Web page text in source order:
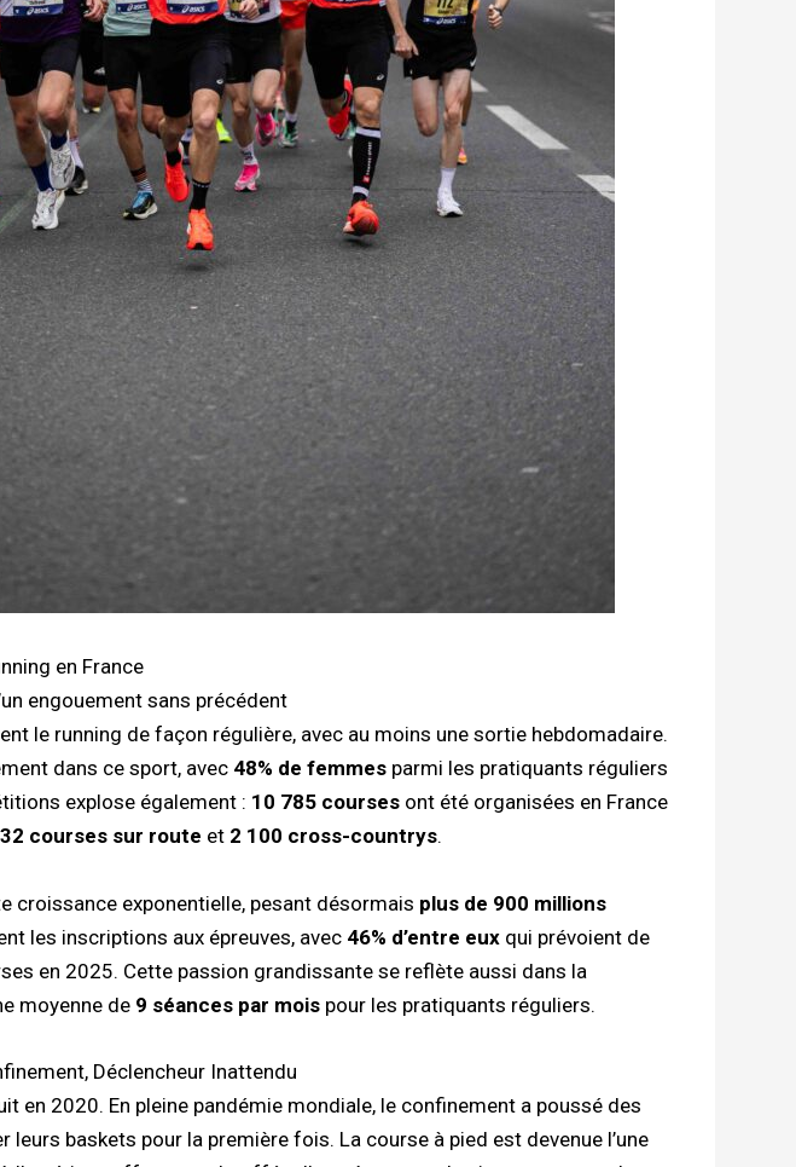
en France
engouement sans précédent
le running de façon régulière, avec au moins une sortie hebdomadaire.
dans ce sport, avec 48% de femmesparmi les pratiquants réguliers
explose également : 10 785 coursesont été organisées en France
courses sur route et 2 100 cross-countrys.
croissance exponentielle, pesant désormais plus de 900 millions
les inscriptions aux épreuves, avec 46% d’entre euxqui prévoient de
en 2025. Cette passion grandissante se reflète aussi dans la
moyenne de 9 séances par moispour les pratiquants réguliers.
Déclencheur Inattendu
en 2020. En pleine pandémie mondiale, le confinement a poussé des
leurs baskets pour la première fois. La course à pied est devenue l’une